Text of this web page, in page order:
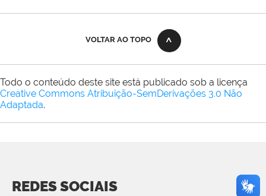
VOLTAR AO TOPO
Todo o conteúdo deste site está publicado sob a licença
Creative Commons Atribuição-SemDerivações 3.0 Não
Adaptada.
REDES SOCIAIS